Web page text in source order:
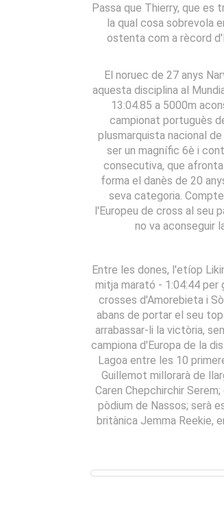
Passa que Thierry, que es
la qual cosa sobrevola
ostenta com a rècord
El noruec de 27 anys
aquesta disciplina al
13:04.85 a 5000m
campionat portuguès
plusmarquista nacional
ser un magnífic 6è i
consecutiva, que
forma el danès de 20
seva categoria.
l'Europeu de cross al seu
no va aconseguir
Entre les dones, l'etíop
mitja marató - 1:04:44
crosses d'Amorebieta i
abans de portar el seu
arrabassar-li la victòria,
campiona d'Europa de la
Lagoa entre les 10
Guillemot millorarà de
Caren Chepchirchir
pòdium de Nassos; serà
britànica Jemma Reekie,